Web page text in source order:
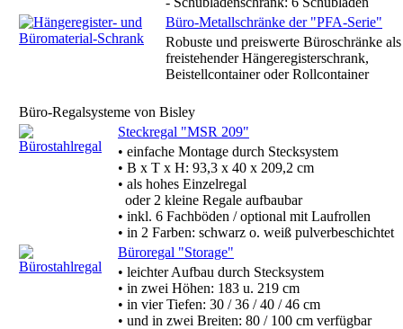
Büro-Metallschränke der "PFA-Serie"
Robuste und preiswerte Büroschränke als
freistehender Hängeregisterschrank,
Beistellcontainer oder Rollcontainer
Büro-Regalsysteme von Bisley
Steckregal "MSR 209"
• einfache Montage durch Stecksystem
• B x T x H: 93,3 x 40 x 209,2 cm
• als hohes Einzelregal
oder 2 kleine Regale aufbaubar
• inkl. 6 Fachböden / optional mit Laufrollen
• in 2 Farben: schwarz o. weiß pulverbeschichtet
Büroregal "Storage"
• leichter Aufbau durch Stecksystem
• in zwei Höhen: 183 u. 219 cm
• in vier Tiefen: 30 / 36 / 40 / 46 cm
• und in zwei Breiten: 80 / 100 cm verfügbar